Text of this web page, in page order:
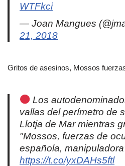
WTFkci
— Joan Mangues
21, 2018
Gritos de asesinos, Mossos
Los
vallas del perímetro de
Llotja de Mar mientras
"Mossos, fuerzas de
española,
https://t.co/yxDAHs5ftl